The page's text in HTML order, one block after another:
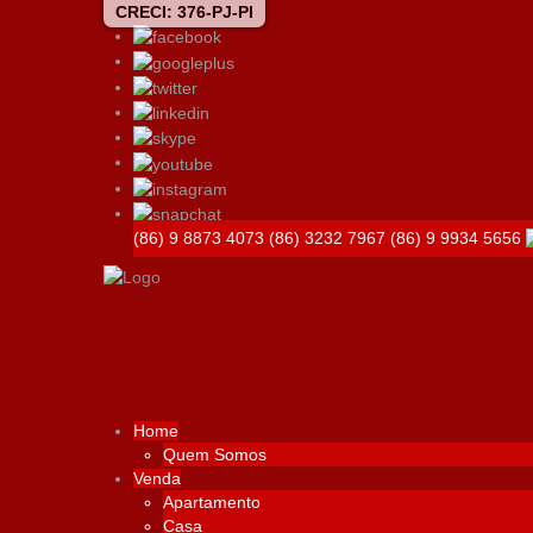
CRECI: 376-PJ-PI
(86) 9 8873 4073 (86) 3232 7967 (86) 9 9934 5656
Home
Quem Somos
Venda
Apartamento
Casa